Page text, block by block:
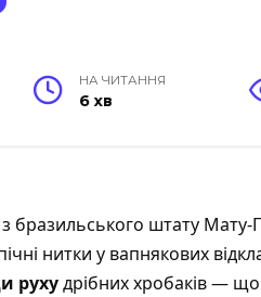
НА ЧИТАННЯ
6 хв
з бразильського штату
нитки у вапнякових
рухудрібних хробаків —